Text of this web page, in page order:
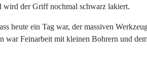
wird der Griff nochmal schwarz lakiert.
heute ein Tag war, der massiven
Feinarbeit mit kleinen Bohrern und